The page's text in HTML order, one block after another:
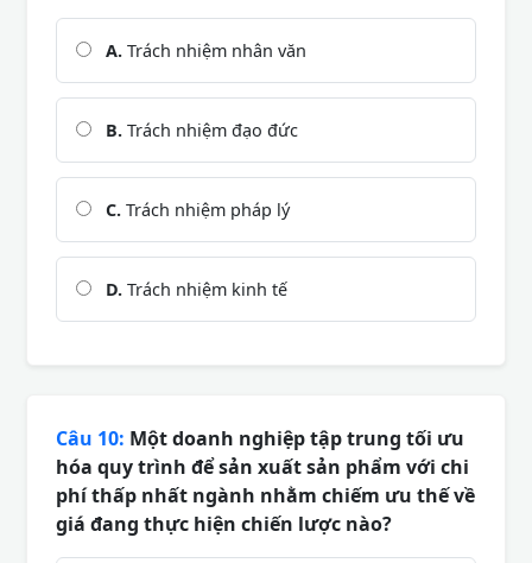
A. Trách nhiệm nhân văn
B. Trách nhiệm đạo đức
C. Trách nhiệm pháp lý
D. Trách nhiệm kinh tế
Câu 10: Một doanh nghiệp tập trung tối ưu
hóa quy trình để sản xuất sản phẩm với chi
phí thấp nhất ngành nhằm chiếm ưu thế về
giá đang thực hiện chiến lược nào?